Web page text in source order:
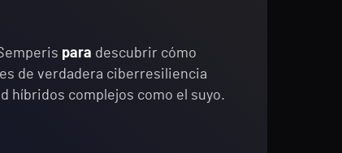
para descubrir cómo
de verdadera ciberresiliencia
híbridos complejos como el suyo.